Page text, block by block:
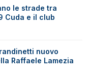
le strade tra
Cuda e il club
nuovo
Raffaele Lamezia